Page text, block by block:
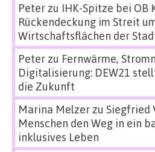
Peterzu IHK-Spitze bei OB
Rückendeckung im Streit
Wirtschaftsflächen der
Peterzu Fernwärme,
Digitalisierung: DEW21
die Zukunft
Marina Melzerzu Siegfried
Menschen den Weg in ein
inklusives Leben